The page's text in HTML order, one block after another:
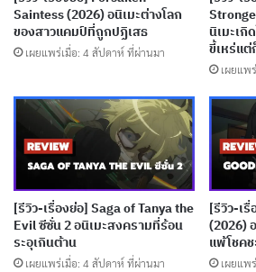
พลังพิเศษที่แนวคิดดีแต่
เผยแพร่เมื่อ: 3 สัปดาห์ ที่
[รีวิว-เรื่องย่อ] My
Aren’t Wicked (2026)
ด้านที่อบอุ่นเกินคาด
เผยแพร่เมื่อ: 3 สัปดาห์ ที่
[รีวิว-เรื่องย่อ] Thunder
ทดลองของ Netflix ที่กล้
เผยแพร่เมื่อ: 4 สัปดาห์ ที่ผ่
Saintess (2026) อนิเมะต่างโลก
ของสาวแคมป์ที่ถูกปฏิเสธ
เผยแพร่เมื่อ: 4 สัปดาห์ ที่ผ่านมา
นิเมะเกิ
ขี้เหร่แ
เผยแพ
[รีวิว-เรื่องย่อ] Saga of Tanya the
Evil ซีซั่น 2 อนิเมะสงครามที่ร้อน
ระอุเกินต้าน
เผยแพร่เมื่อ: 4 สัปดาห์ ที่ผ่านมา
[รีวิว-เ
(2026)
แพ้โชคช
เผยแพ